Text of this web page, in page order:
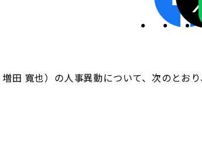
ディスクロージャーポリ
田 寬也）の人事異動について、次のとお